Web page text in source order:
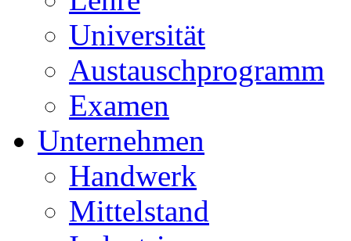
Universität
Austauschprogramm
Examen
Unternehmen
Handwerk
Mittelstand